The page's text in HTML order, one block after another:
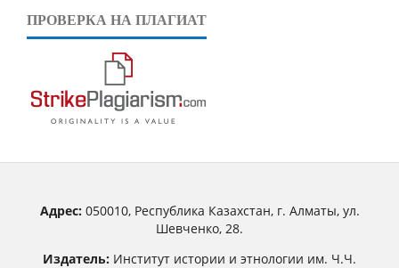
ПРОВЕРКА НА ПЛАГИАТ
Адрес:050010, Республика Казахстан, г. Алматы, ул.
Шевченко, 28.
Издатель: Институт истории и этнологии им. Ч.Ч.